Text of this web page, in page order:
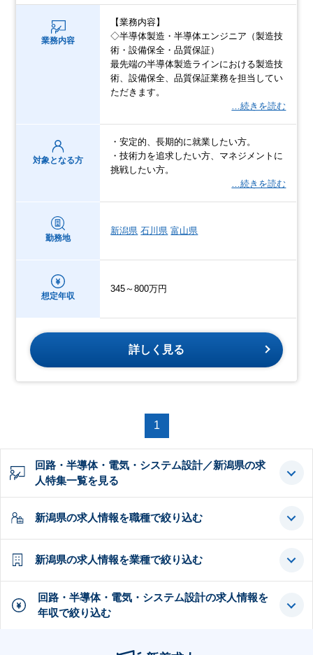
業務内容
【業務内容】
◇半導体製造・半導体エンジニア（製造技
術・設備保全・品質保証）
最先端の半導体製造ラインにおける製造技
術、設備保全、品質保証業務を担当してい
ただきます。
…続きを読む
対象となる方
・安定的、長期的に就業したい方。
・技術力を追求したい方、マネジメントに
挑戦したい方。
…続きを読む
勤務地
新潟県 石川県 富山県
想定年収
345～800万円
詳しく見る
1
回路・半導体・電気・システム設計／新潟県の求
人特集一覧を見る
新潟県の求人情報を職種で絞り込む
新潟県の求人情報を業種で絞り込む
回路・半導体・電気・システム設計の求人情報を
年収で絞り込む